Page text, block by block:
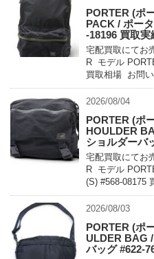
PORTER (ポ
PACK / ポー
-18196 買取実
宅配買取にてお
R モデル
買取相場 お問
量でコンパクト
2026/08/04
PORTER (ポ
HOULDER
ショルダーバ
宅配買取にてお
R モデル
(S) #568-08175
状態 美中古品
2026/08/03
PORTER (ポ
ULDER BAG
バッグ #622-